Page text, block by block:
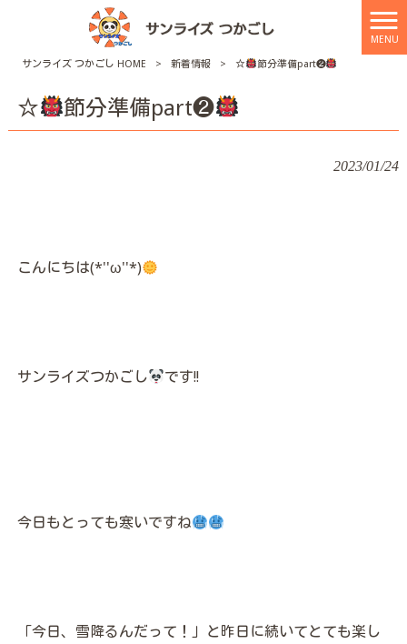
MENU
サンライズ つかごし HOME > 新着情報 > ☆ 節分準備part❷
☆ 節分準備part❷
2023/01/24
こんにちは(*''ω''*)
サンライズつかごし です!!
今日もとっても寒いですね
「今日、雪降るんだって！」と昨日に続いてとても楽し